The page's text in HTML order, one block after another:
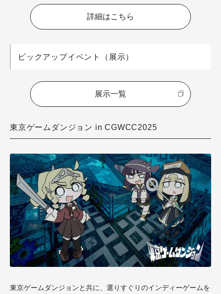
詳細はこちら
ピックアップイベント（展示）
展示一覧
東京ゲームダンジョン in CGWCC2025
東京ゲームダンジョンと共に、選りすぐりのインディーゲームを